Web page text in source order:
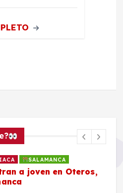
SALAMANCA
a joven en Oteros,